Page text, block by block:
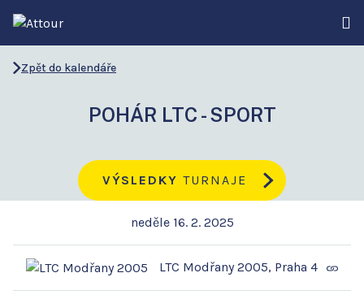
Zpět do kalendáře
POHÁR LTC - SPORT
VÝSLEDKY TURNAJE
neděle 16. 2. 2025
LTC Modřany 2005, Praha 4